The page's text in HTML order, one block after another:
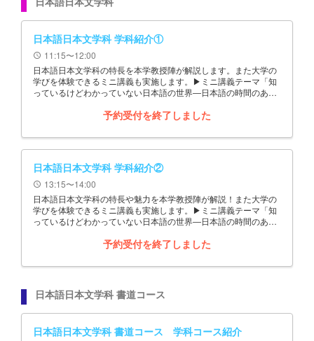
日本語日本文学科 学科紹介①
schedule 11:15〜12:00
日本語日本文学科の特長を本学教授陣が解説します。また大学の
学びを体験できるミニ講義も実施します。▶ミニ講義テーマ「知
っているけどわかっていない日本語の世界―日本語の時間のあら
予約受付を終了しました
日本語日本文学科 学科紹介②
schedule 13:15〜14:00
日本語日本文学科の特長や魅力を本学教授陣が解説！また大学の
学びを体験できるミニ講義も実施します。▶ミニ講義テーマ「知
っているけどわかっていない日本語の世界―日本語の時間のあら
予約受付を終了しました
日本語日本文学科 書道コース
日本語日本文学科 書道コース 学科コース紹介